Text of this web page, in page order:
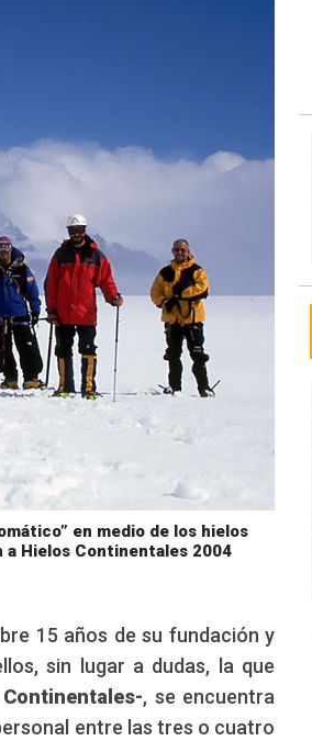
en medio de los hielos
a Hielos Continentales 2004
15 años de su fundación y
sin lugar a dudas, la que
, se encuentra
entre las tres o cuatro